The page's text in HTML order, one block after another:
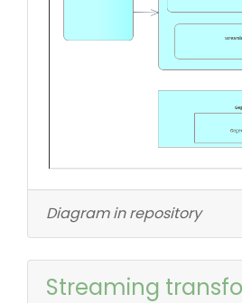
Diagram in repository
Streaming